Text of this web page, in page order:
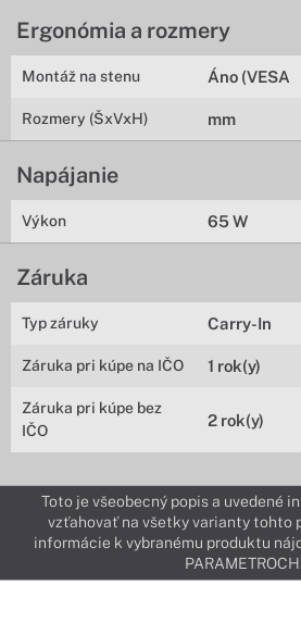
Ergonómia a rozmery
Montáž na stenu Áno (VESA
Rozmery (ŠxVxH) mm
Napájanie
Výkon 65 W
Záruka
Typ záruky Carry-In
Záruka pri kúpe na IČO 1 rok(y)
Záruka pri kúpe bez
IČO
2 rok(y)
Toto je všeobecný popis a uvedené
vzťahovať na všetky varianty tohto
informácie k vybranému produktu
PARAMETROCH.